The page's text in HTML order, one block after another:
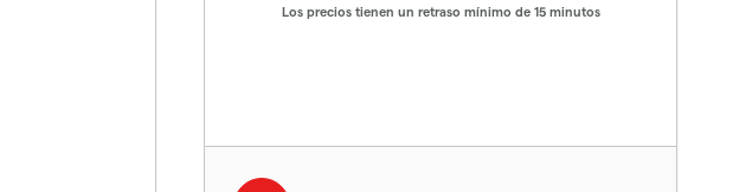
Los precios tienen un retraso mínimo de 15 minutos